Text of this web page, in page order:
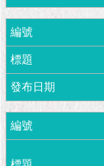
及
資
訊
安
全
政
RSS
聯